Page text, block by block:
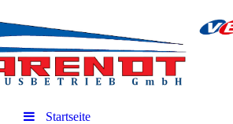
Startseite